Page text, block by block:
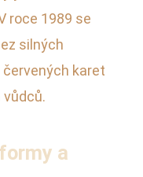
roce 1989 se
silných
karet
a